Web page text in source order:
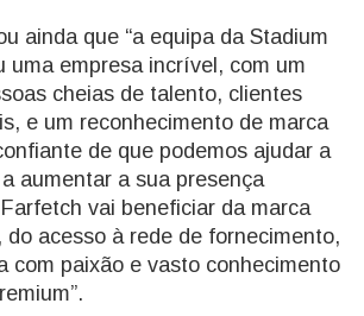
ainda que “a equipa da Stadium
uma empresa incrível, com um
cheias de talento, clientes
e um reconhecimento de marca
de que podemos ajudar a
aumentar a sua presença
vai beneficiar da marca
do acesso à rede de fornecimento,
com paixão e vasto conhecimento